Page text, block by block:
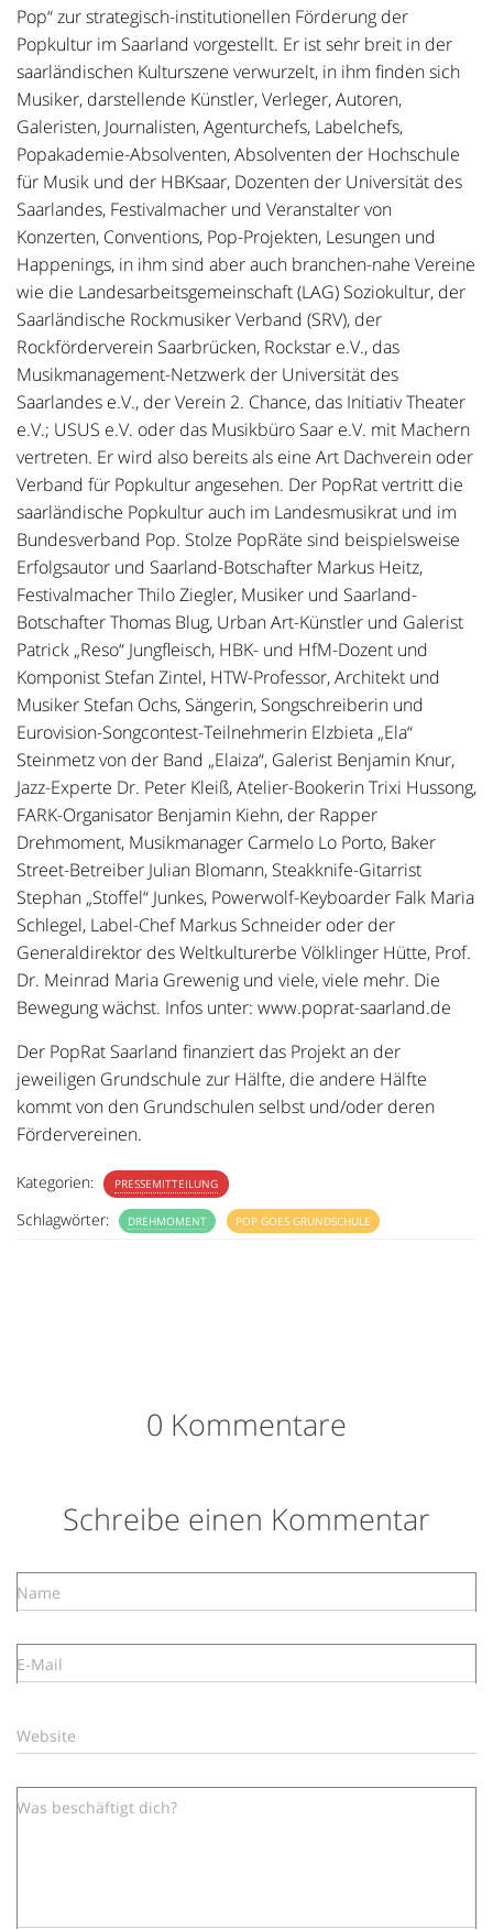
Pop“ zur strategisch-institutionellen Förderung der
Popkultur im Saarland vorgestellt. Er ist sehr breit in der
saarländischen Kulturszene verwurzelt, in ihm finden sich
Musiker, darstellende Künstler, Verleger, Autoren,
Galeristen, Journalisten, Agenturchefs, Labelchefs,
Popakademie-Absolventen, Absolventen der Hochschule
für Musik und der HBKsaar, Dozenten der Universität des
Saarlandes, Festivalmacher und Veranstalter von
Konzerten, Conventions, Pop-Projekten, Lesungen und
Happenings, in ihm sind aber auch branchen-nahe Vereine
wie die Landesarbeitsgemeinschaft (LAG) Soziokultur, der
Saarländische Rockmusiker Verband (SRV), der
Rockförderverein Saarbrücken, Rockstar e.V., das
Musikmanagement-Netzwerk der Universität des
Saarlandes e.V., der Verein 2. Chance, das Initiativ Theater
e.V.; USUS e.V. oder das Musikbüro Saar e.V. mit Machern
vertreten. Er wird also bereits als eine Art Dachverein oder
Verband für Popkultur angesehen. Der PopRat vertritt die
saarländische Popkultur auch im Landesmusikrat und im
Bundesverband Pop. Stolze PopRäte sind beispielsweise
Erfolgsautor und Saarland-Botschafter Markus Heitz,
Festivalmacher Thilo Ziegler, Musiker und Saarland-
Botschafter Thomas Blug, Urban Art-Künstler und Galerist
Patrick „Reso“ Jungfleisch, HBK- und HfM-Dozent und
Komponist Stefan Zintel, HTW-Professor, Architekt und
Musiker Stefan Ochs, Sängerin, Songschreiberin und
Eurovision-Songcontest-Teilnehmerin Elzbieta „Ela“
Steinmetz von der Band „Elaiza“, Galerist Benjamin Knur,
Jazz-Experte Dr. Peter Kleiß, Atelier-Bookerin Trixi Hussong,
FARK-Organisator Benjamin Kiehn, der Rapper
Drehmoment, Musikmanager Carmelo Lo Porto, Baker
Street-Betreiber Julian Blomann, Steakknife-Gitarrist
Stephan „Stoffel“ Junkes, Powerwolf-Keyboarder Falk Maria
Schlegel, Label-Chef Markus Schneider oder der
Generaldirektor des Weltkulturerbe Völklinger Hütte, Prof.
Dr. Meinrad Maria Grewenig und viele, viele mehr. Die
Bewegung wächst. Infos unter: www.poprat-saarland.de
Der PopRat Saarland finanziert das Projekt an der
jeweiligen Grundschule zur Hälfte, die andere Hälfte
kommt von den Grundschulen selbst und/oder deren
Fördervereinen.
Kategorien: PRESSEMITTEILUNG
Schlagwörter: DREHMOMENT POP GOES GRUNDSCHULE
0 Kommentare
Schreibe einen Kommentar
Name
E-Mail
Website
Was beschäftigt dich?